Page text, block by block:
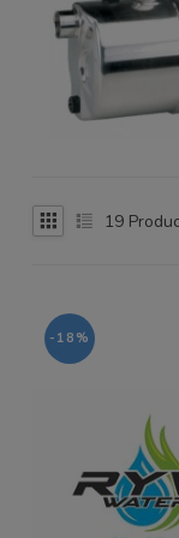
19
-18%